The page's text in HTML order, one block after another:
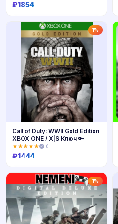
Купить
₽1854
1%
Купить
Call of Duty: WWII Gold Edition
XBOX ONE / X|S Ключ 🔑
★★★★★ 0
₽1444
1%